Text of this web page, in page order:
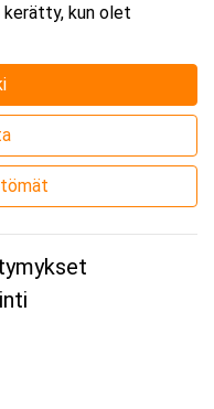
21 / 00380 Helsinki
kun olet